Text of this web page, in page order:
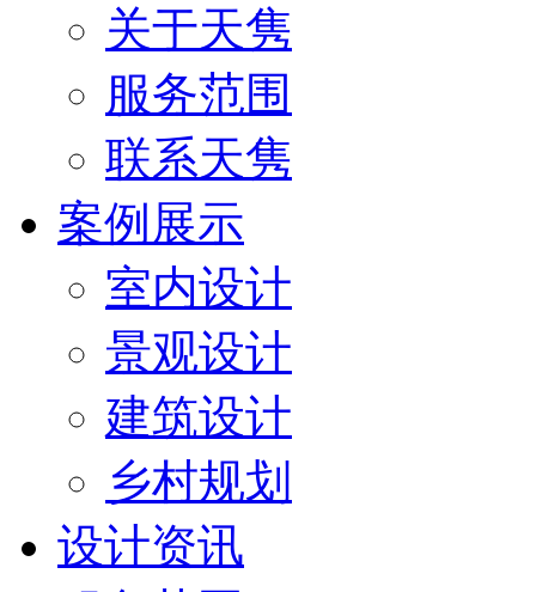
关于天隽
服务范围
联系天隽
案例展示
室内设计
景观设计
建筑设计
乡村规划
设计资讯